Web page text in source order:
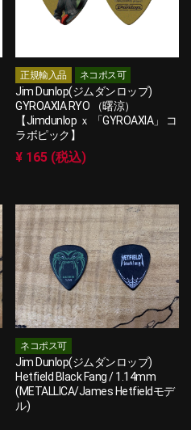
正規輸入品 ネコポス可
Jim Dunlop(ジムダンロップ)
GYROAXIA RYO （曙涼）
【Jimdunlop ｘ 「GYROAXIA」 コ
ラボピック】
¥ 165 (税込)
ネコポス可
Jim Dunlop(ジムダンロップ)
Hetfield Black Fang / 1.14mm
(METALLICA/James Hetfieldモデ
ル)